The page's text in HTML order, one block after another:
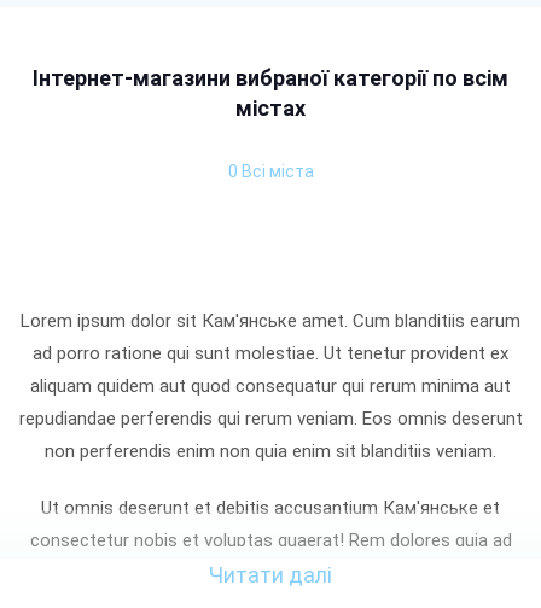
Інтернет-магазини вибраної категорії по всім
містах
0 Всі міста
Lorem ipsum dolor sit Кам'янське amet. Cum blanditiis earum
ad porro ratione qui sunt molestiae. Ut tenetur provident ex
aliquam quidem aut quod consequatur qui rerum minima aut
repudiandae perferendis qui rerum veniam. Eos omnis deserunt
non perferendis enim non quia enim sit blanditiis veniam.
Ut omnis deserunt et debitis accusantium Кам'янське et
consectetur nobis et voluptas quaerat! Rem dolores quia ad
enim omnis sed laudantium aspernatur non quia iste At
Читати далі